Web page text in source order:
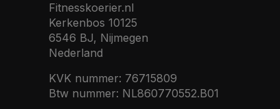
Fitnesskoerier.nl
Kerkenbos 10125
6546 BJ, Nijmegen
Nederland
KVK nummer: 76715809
Btw nummer: NL860770552.B01